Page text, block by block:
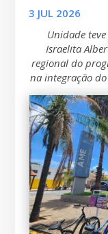
3 JUL 2026
Unidade
Israelita
regional do
na integração